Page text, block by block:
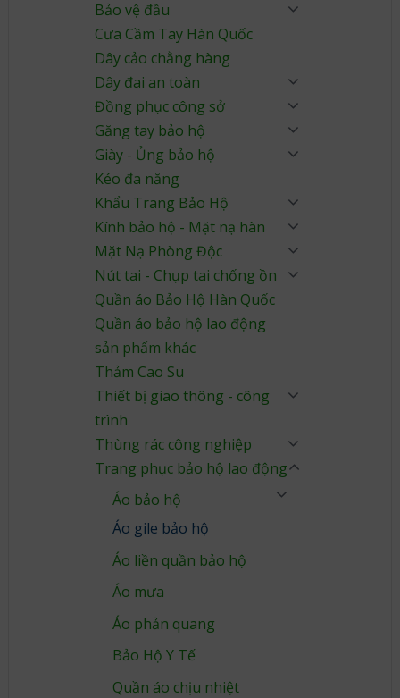
Bảo vệ đầu
Cưa Cầm Tay Hàn Quốc
Dây cảo chằng hàng
Dây đai an toàn
Đồng phục công sở
Găng tay bảo hộ
Giày - Ủng bảo hộ
Kéo đa năng
Khẩu Trang Bảo Hộ
Kính bảo hộ - Mặt nạ hàn
Mặt Nạ Phòng Độc
Nút tai - Chụp tai chống ồn
Quần áo Bảo Hộ Hàn Quốc
Quần áo bảo hộ lao động
sản phẩm khác
Thảm Cao Su
Thiết bị giao thông - công
trình
Thùng rác công nghiệp
Trang phục bảo hộ lao động
Áo bảo hộ
Áo gile bảo hộ
Áo liền quần bảo hộ
Áo mưa
Áo phản quang
Bảo Hộ Y Tế
Quần áo chịu nhiệt